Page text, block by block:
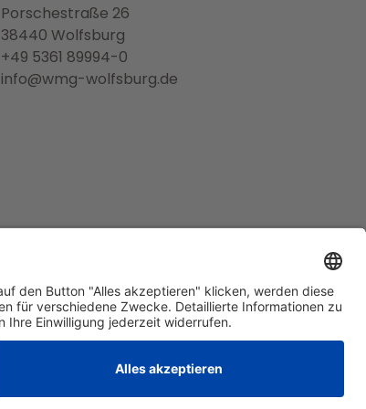
Porschestraße 26
38440 Wolfsburg
+49 5361 89994-0
info@wmg-wolfsburg.de